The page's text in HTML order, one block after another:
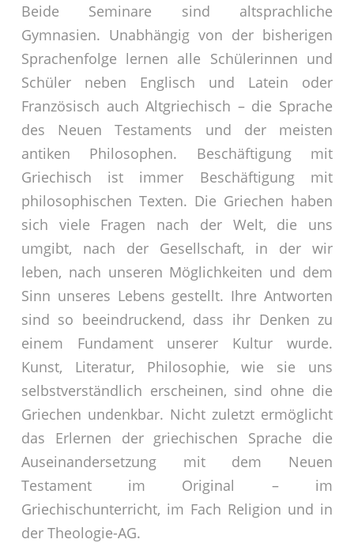
Beide Seminare sind altsprachliche
Gymnasien. Unabhängig von der bisherigen
Sprachenfolge lernen alle Schülerinnen und
Schüler neben Englisch und Latein oder
Französisch auch Altgriechisch – die Sprache
des Neuen Testaments und der meisten
antiken Philosophen. Beschäftigung mit
Griechisch ist immer Beschäftigung mit
philosophischen Texten. Die Griechen haben
sich viele Fragen nach der Welt, die uns
umgibt, nach der Gesellschaft, in der wir
leben, nach unseren Möglichkeiten und dem
Sinn unseres Lebens gestellt. Ihre Antworten
sind so beeindruckend, dass ihr Denken zu
einem Fundament unserer Kultur wurde.
Kunst, Literatur, Philosophie, wie sie uns
selbstverständlich erscheinen, sind ohne die
Griechen undenkbar. Nicht zuletzt ermöglicht
das Erlernen der griechischen Sprache die
Auseinandersetzung mit dem Neuen
Testament im Original – im
Griechischunterricht, im Fach Religion und in
der Theologie-AG.